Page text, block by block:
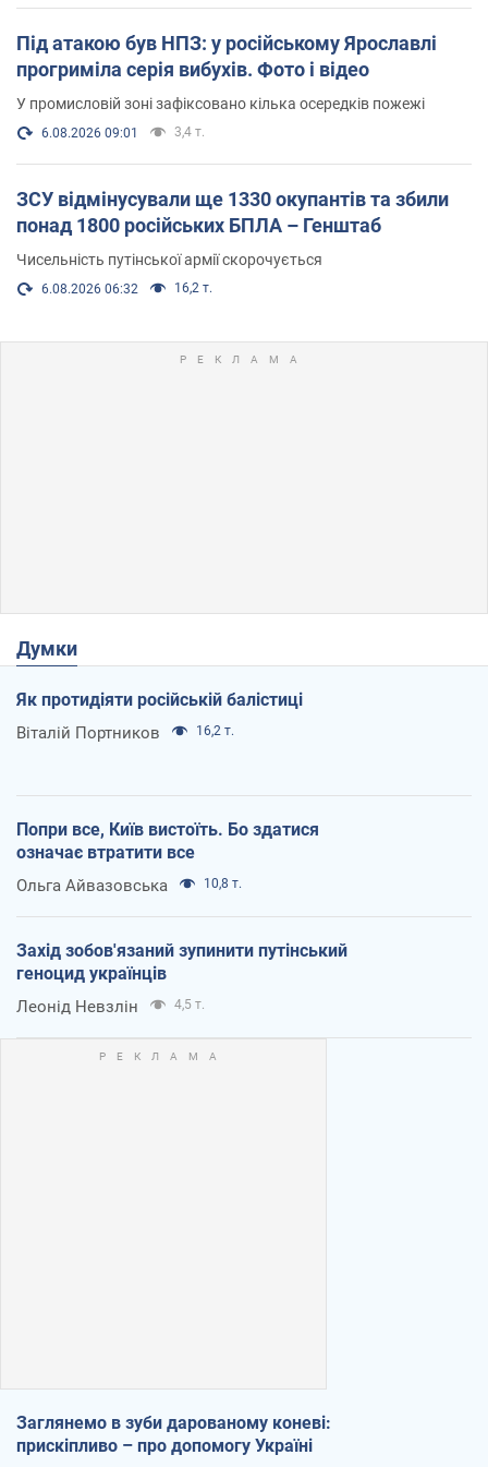
Під атакою був НПЗ: у російському Ярославлі
прогриміла серія вибухів. Фото і відео
У промисловій зоні зафіксовано кілька осередків пожежі
6.08.2026 09:01 3,4 т.
ЗСУ відмінусували ще 1330 окупантів та збили
понад 1800 російських БПЛА – Генштаб
Чисельність путінської армії скорочується
6.08.2026 06:32 16,2 т.
Думки
Як протидіяти російській балістиці
Віталій Портников 16,2 т.
Попри все, Київ вистоїть. Бо здатися
означає втратити все
Ольга Айвазовська 10,8 т.
Захід зобов'язаний зупинити путінський
геноцид українців
Леонід Невзлін 4,5 т.
Заглянемо в зуби дарованому коневі:
прискіпливо – про допомогу Україні